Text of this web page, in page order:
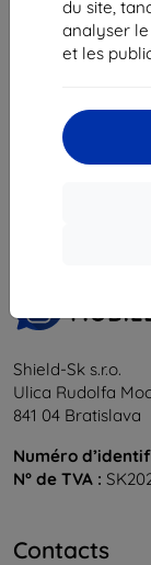
du site,
analyser
et les
En stock 4
du total
Shield-Sk s.r.o.
Ulica Rudolfa
841 04 Bratislava
Numéro
N° de TVA :
Contacts